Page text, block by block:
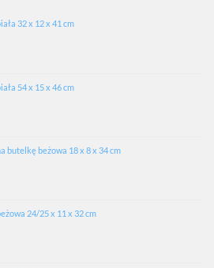
32 x 12 x 41 cm
54 x 15 x 46 cm
butelkę beżowa 18 x 8 x 34 cm
24/25 x 11 x 32 cm